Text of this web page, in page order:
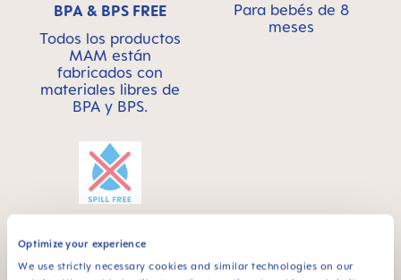
Optimize your experience
We use strictly necessary cookies and similar technologies on our
BPA & BPS FREE
Todos los productos
MAM están
fabricados con
materiales libres de
BPA y BPS.
Para bebés de 8
meses
A prueba de
derrames - para una
primera alimentación